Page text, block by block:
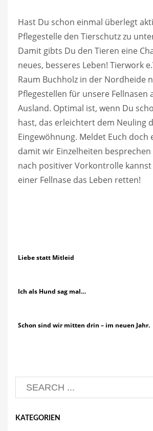
Hast Du schon einmal überlegt
Pflegestelle den Tierschutz zu
Damit gibts Du den Tieren eine
neues, besseres Leben! Tierwork
Raum Buchholz in der Nordheide
Pflegestellen für unsere Fellnasen
Ausland. Optimal ist, wenn Du
hast, das erleichtert dem Neuling
Eingewöhnung. Meldet Euch doch
damit wir Einzelheiten
nach positiver Vorkontrolle
einer Fellnase das Leben retten!
Liebe statt Mitleid
Ich als Hund sag mal…
Schon sind wir mitten drin – im neuen Jahr.
KATEGORIEN